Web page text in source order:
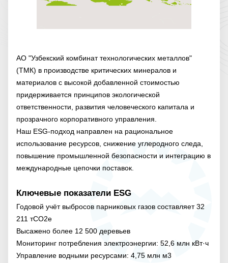
АО "Узбекский комбинат технологических металлов"
(ТМК) в производстве критических минералов и
материалов с высокой добавленной стоимостью
придерживается принципов экологической
ответственности, развития человеческого капитала и
прозрачного корпоративного управления.
Наш ESG-подход направлен на рациональное
использование ресурсов, снижение углеродного следа,
повышение промышленной безопасности и интеграцию в
международные цепочки поставок.
Ключевые показатели ESG
Годовой учёт выбросов парниковых газов составляет 32
211 тCO2e
Высажено более 12 500 деревьев
Мониторинг потребления электроэнергии: 52,6 млн кВт·ч
Управление водными ресурсами: 4,75 млн м3